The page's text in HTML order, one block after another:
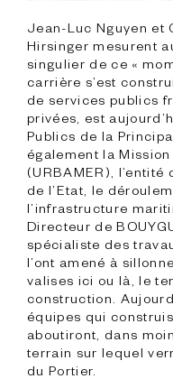
Jean-Luc Nguyen et
Hirsinger mesurent
singulier de ce «
carrière s’est
de services publics
privées, est
Publics de la
également la
(URBAMER),
de l’Etat, le
l’infrastructure
Directeur de
spécialiste des
l’ont amené à
valises ici ou là, le
construction.
équipes qui
aboutiront, dans
terrain sur lequel
du Portier.